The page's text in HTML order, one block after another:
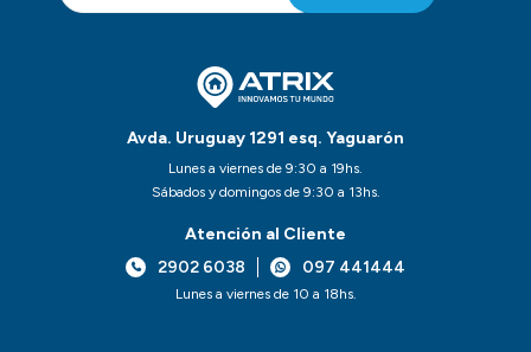
Avda. Uruguay 1291 esq. Yaguarón
Lunes a viernes de 9:30 a 19hs.
Sábados y domingos de 9:30 a 13hs.
Atención al Cliente
2902 6038
097 441444
Lunes a viernes de 10 a 18hs.